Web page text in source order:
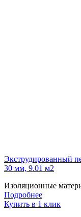
Экструдированный
30 мм, 9.01 м2
Изоляционные
Подробнее
Купить в 1 клик